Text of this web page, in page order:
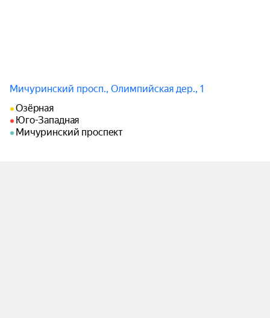
Мичуринский просп., Олимпийская дер., 1
Озёрная
Юго-Западная
Мичуринский проспект